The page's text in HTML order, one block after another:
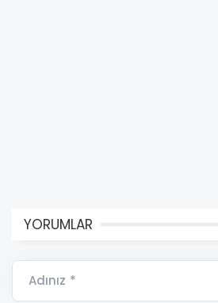
YORUMLAR
Adınız *